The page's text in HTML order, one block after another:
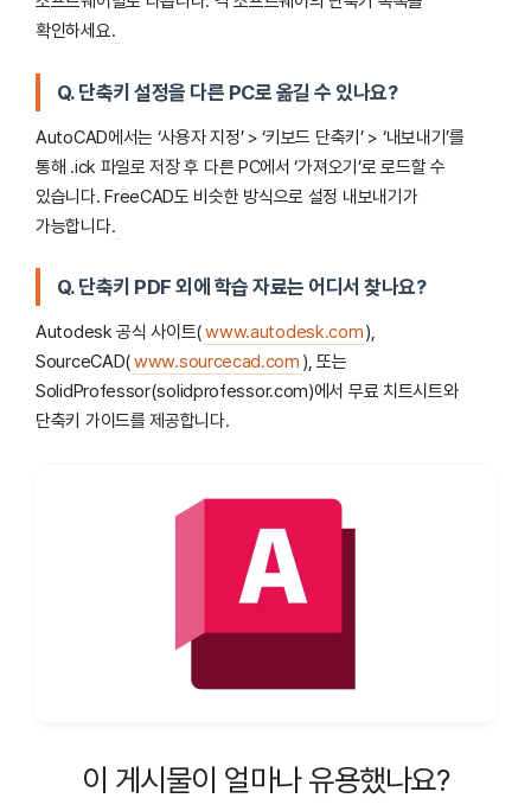
확인하세요.
Q. 단축키 설정을 다른 PC로 옮길 수 있나요?
AutoCAD에서는 ‘사용자 지정’ > ‘키보드 단축키’ > ‘내보내기’를
통해 .ick 파일로 저장 후 다른 PC에서 ‘가져오기’로 로드할 수
있습니다. FreeCAD도 비슷한 방식으로 설정 내보내기가
가능합니다.
Q. 단축키 PDF 외에 학습 자료는 어디서 찾나요?
Autodesk 공식 사이트(www.autodesk.com),
SourceCAD(www.sourcecad.com ), 또는
SolidProfessor(solidprofessor.com)에서 무료 치트시트와
단축키 가이드를 제공합니다.
이 게시물이 얼마나 유용했나요?